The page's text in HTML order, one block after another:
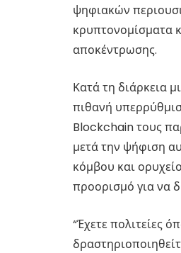
ψηφιακών
κρυπτονομίσματα
αποκέντρωσης.
Κατά τη διάρκεια
πιθανή
Blockchain τους
μετά την ψήφιση
κόμβου και
προορισμό για να
“Έχετε πολιτείες